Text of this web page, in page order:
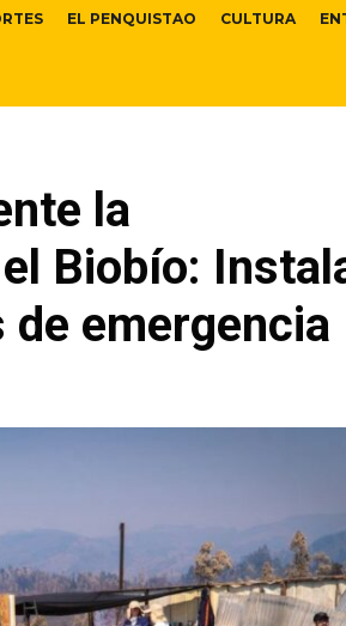
EL PENQUISTAO CULTURA
la
Biobío:
emergencia